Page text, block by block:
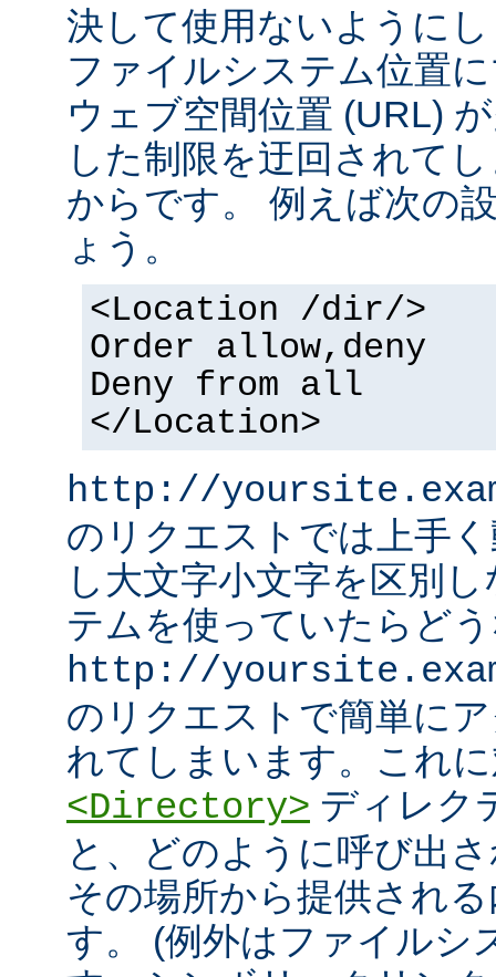
決して使用ないように
ファイルシステム位置
ウェブ空間位置 (URL)
した制限を迂回されて
からです。 例えば次の
ょう。
<Location /dir/>
Order allow,deny
Deny from all
</Location>
http://
のリクエストでは上手
し大文字小文字を区別
テムを使っていたらど
http://
のリクエストで簡単に
れてしまいます。これ
<Directory> ディレク
と、どのように呼び出
その場所から提供され
す。 (例外はファイルシ